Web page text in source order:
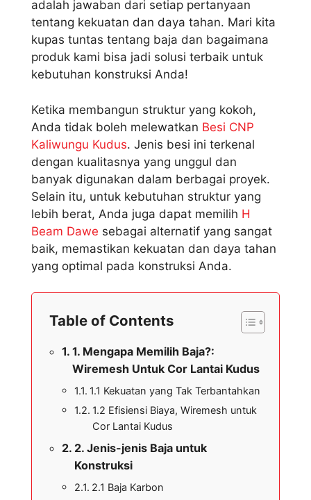
adalah jawaban dari setiap pertanyaan
tentang kekuatan dan daya tahan. Mari kita
kupas tuntas tentang baja dan bagaimana
produk kami bisa jadi solusi terbaik untuk
kebutuhan konstruksi Anda!
Ketika membangun struktur yang kokoh,
Anda tidak boleh melewatkan Besi CNP
Kaliwungu Kudus. Jenis besi ini terkenal
dengan kualitasnya yang unggul dan
banyak digunakan dalam berbagai proyek.
Selain itu, untuk kebutuhan struktur yang
lebih berat, Anda juga dapat memilih H
Beam Dawe sebagai alternatif yang sangat
baik, memastikan kekuatan dan daya tahan
yang optimal pada konstruksi Anda.
Table of Contents
1. Mengapa Memilih Baja?:
Wiremesh Untuk Cor Lantai Kudus
1.1 Kekuatan yang Tak Terbantahkan
1.2 Efisiensi Biaya, Wiremesh untuk
Cor Lantai Kudus
2. Jenis-jenis Baja untuk
Konstruksi
2.1 Baja Karbon